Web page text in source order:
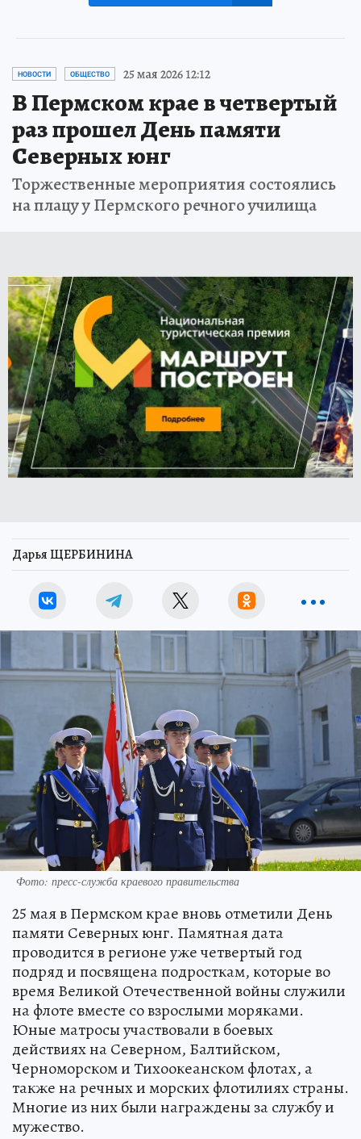
НОВОСТИ ОБЩЕСТВО 25 мая 2026 12:12
В Пермском крае в четвертый
раз прошел День памяти
Северных юнг
Торжественные мероприятия состоялись
на плацу у Пермского речного училища
Дарья ЩЕРБИНИНА
Фото: пресс-служба краевого правительства
25 мая в Пермском крае вновь отметили День
памяти Северных юнг. Памятная дата
проводится в регионе уже четвертый год
подряд и посвящена подросткам, которые во
время Великой Отечественной войны служили
на флоте вместе со взрослыми моряками.
Юные матросы участвовали в боевых
действиях на Северном, Балтийском,
Черноморском и Тихоокеанском флотах, а
также на речных и морских флотилиях страны.
Многие из них были награждены за службу и
мужество.